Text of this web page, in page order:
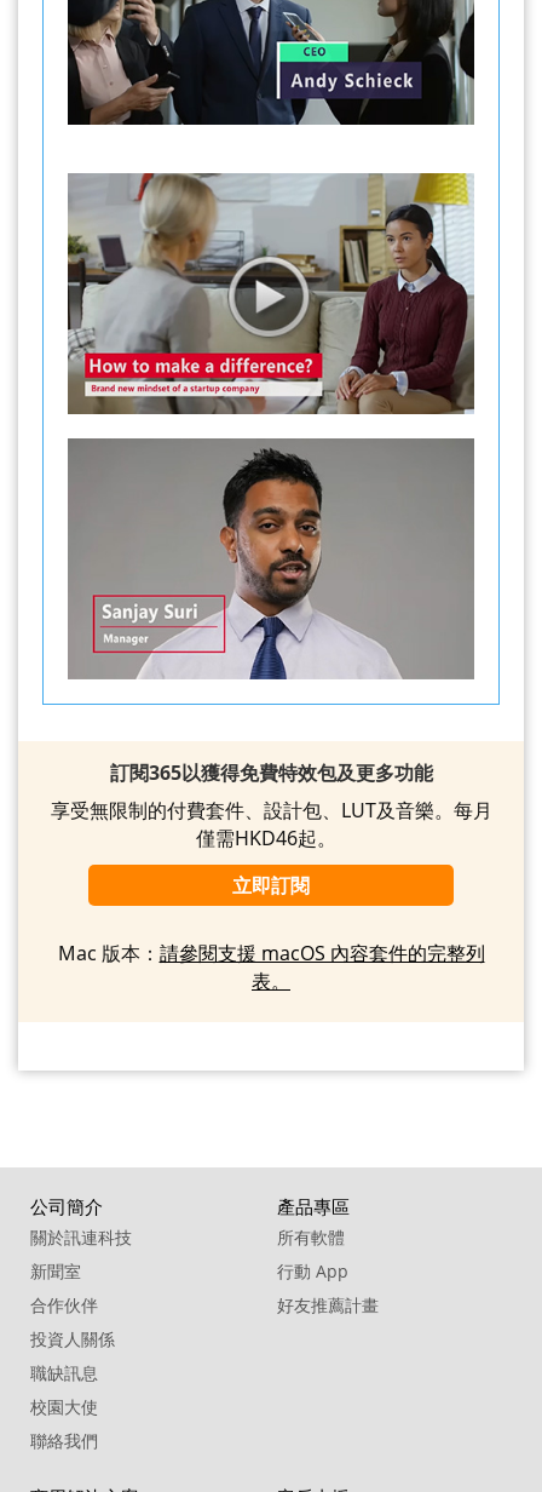
訂閱365以獲得免費特效包及更多功能
享受無限制的付費套件、設計包、LUT及音樂。每月
僅需HKD46起。
立即訂閱
Mac 版本： 請參閱支援 macOS 內容套件的完整列
表。
公司簡介
關於訊連科技
新聞室
合作伙伴
投資人關係
職缺訊息
校園大使
聯絡我們
產品專區
所有軟體
行動 App
好友推薦計畫